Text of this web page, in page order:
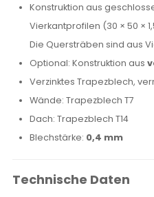
Konstruktion aus
Vierkantprofilen (30 × 50 ×
Die Quersträben sind aus
Optional: Konstruktion aus
Verzinktes Trapezblech,
Wände: Trapezblech T7
Dach: Trapezblech T14
Blechstärke: 0,4 mm
Technische Daten